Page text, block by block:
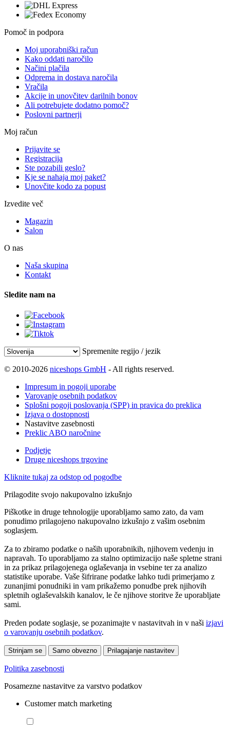
Pomoč in podpora
Moj uporabniški račun
Kako oddati naročilo
Načini plačila
Odprema in dostava naročila
Vračila
Akcije in unovčitev darilnih bonov
Ali potrebujete dodatno pomoč?
Poslovni partnerji
Moj račun
Prijavite se
Registracija
Ste pozabili geslo?
Kje se nahaja moj paket?
Unovčite kodo za popust
Izvedite več
Magazin
Salon
O nas
Naša skupina
Kontakt
Sledite nam na
Spremenite regijo / jezik
© 2010-2026 niceshops GmbH - All rights reserved.
Impresum in pogoji uporabe
Varovanje osebnih podatkov
Splošni pogoji poslovanja (SPP) in pravica do preklica
Izjava o dostopnosti
Nastavitve zasebnosti
Preklic ABO naročnine
Podjetje
Druge niceshops trgovine
Kliknite tukaj za odstop od pogodbe
Prilagodite svojo nakupovalno izkušnjo
Piškotke in druge tehnologije uporabljamo samo zato, da vam
ponudimo prilagojeno nakupovalno izkušnjo z vašim osebnim
soglasjem.
Za to zbiramo podatke o naših uporabnikih, njihovem vedenju in
napravah. To uporabljamo za stalno optimizacijo naše spletne strani
in za prikaz prilagojenega oglaševanja in vsebine ter za analizo
statistike uporabe. Vaše šifrirane podatke lahko tudi primerjamo z
zunanjimi ponudniki in vam prikažemo ponudbe prek njihovih
spletnih oglaševalskih kanalov, le če njihove storitve že uporabljate
sami.
Preden podate soglasje, se pozanimajte v nastavitvah in v naši izjavi
o varovanju osebnih podatkov.
Strinjam se Samo obvezno Prilagajanje nastavitev
Politika zasebnosti
Posamezne nastavitve za varstvo podatkov
Customer match marketing